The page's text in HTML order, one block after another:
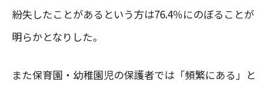
紛失したことがあるという方は76.4％にのぼることが
明らかとなりした。
また保育園・幼稚園児の保護者では「頻繁にある」と